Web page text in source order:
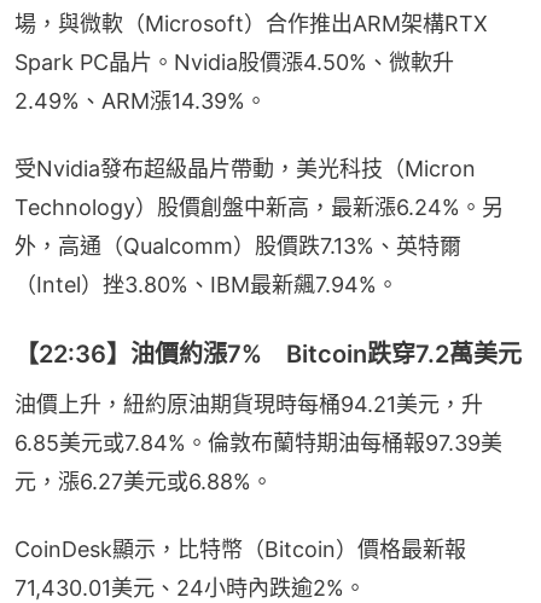
場，與微軟（Microsoft）合作推出ARM架構RTX
Spark PC晶片。Nvidia股價漲4.50%、微軟升
2.49%、ARM漲14.39%。
受Nvidia發布超級晶片帶動，美光科技（Micron
Technology）股價創盤中新高，最新漲6.24%。另
外，高通（Qualcomm）股價跌7.13%、英特爾
（Intel）挫3.80%、IBM最新飆7.94%。
【22:36】油價約漲7% Bitcoin跌穿7.2萬美元
油價上升，紐約原油期貨現時每桶94.21美元，升
6.85美元或7.84%。倫敦布蘭特期油每桶報97.39美
元，漲6.27美元或6.88%。
CoinDesk顯示，比特幣（Bitcoin）價格最新報
71,430.01美元、24小時內跌逾2%。